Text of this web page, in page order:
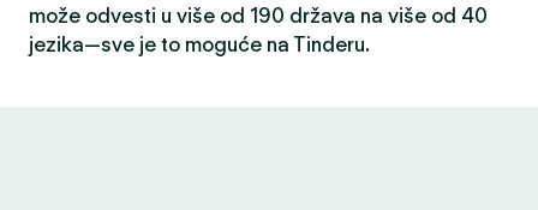
može odvesti u više od 190 država na više od 40
jezika—sve je to moguće na Tinderu.